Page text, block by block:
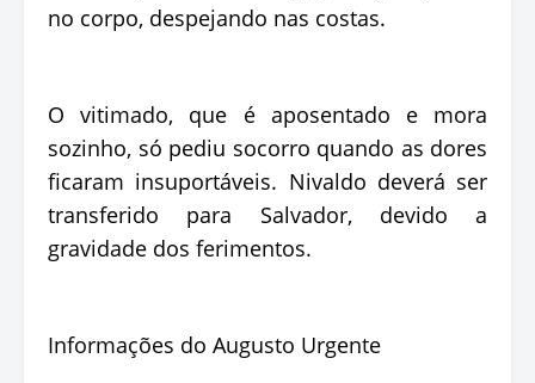
no corpo, despejando nas costas.
O vitimado, que é aposentado e mora
sozinho, só pediu socorro quando as dores
ficaram insuportáveis. Nivaldo deverá ser
transferido para Salvador, devido a
gravidade dos ferimentos.
Informações do Augusto Urgente